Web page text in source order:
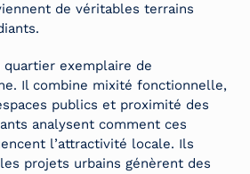
de véritables terrains
exemplaire de
Il combine mixité fonctionnelle,
publics et proximité des
analysent comment ces
l’attractivité locale. Ils
projets urbains génèrent des